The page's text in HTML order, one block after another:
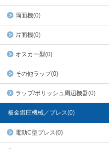
両面機(0)
片面機(0)
オスカー型(0)
その他ラップ(0)
ラップ/ポリッシュ周辺機器(0)
板金鍛圧機械／プレス(0)
電動C型プレス(0)